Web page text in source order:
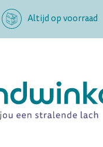
Altijd op voorraad